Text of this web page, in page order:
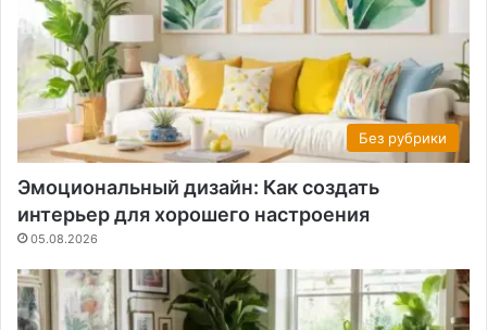
Без рубрики
Эмоциональный дизайн: Как создать
интерьер для хорошего настроения
05.08.2026